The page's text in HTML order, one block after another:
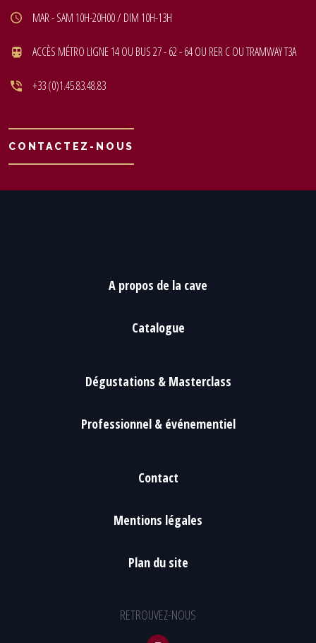
MAR - SAM 10H-20H00 / DIM 10H-13H
ACCÈS MÉTRO LIGNE 14 OU BUS 27 - 62 - 64 OU RER C OU TRAMWAY T3A
+33 (0)1.45.83.48.83
CONTACTEZ-NOUS
A propos de la cave
Catalogue
Dégustations & Masterclass
Professionnel & événementiel
Contact
Mentions légales
Plan du site
RETROUVEZ-NOUS